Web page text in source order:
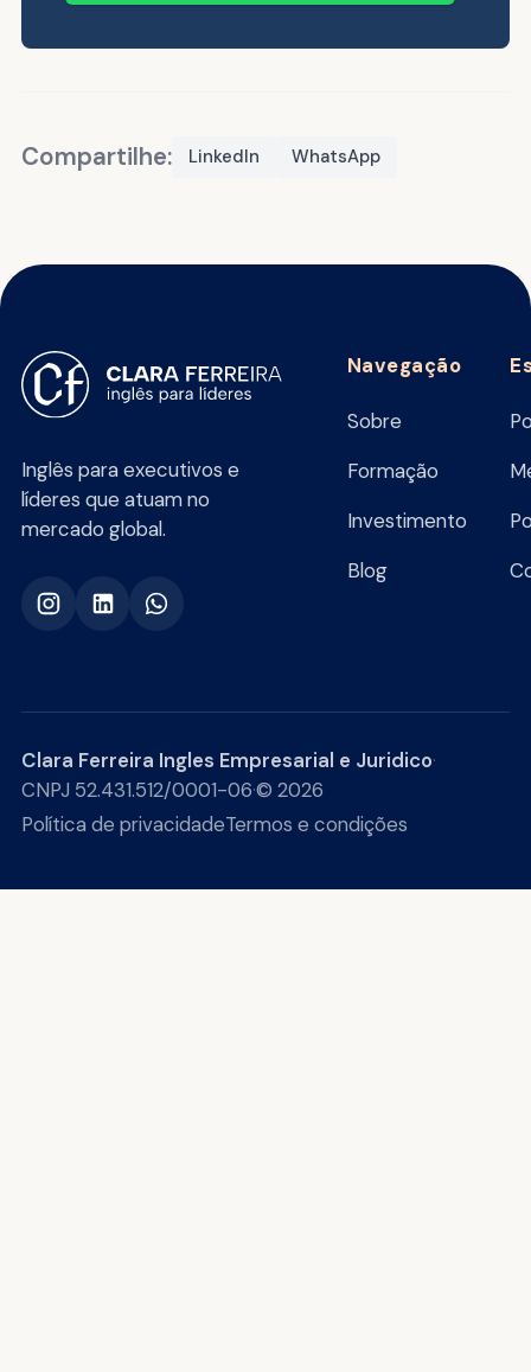
Compartilhe: LinkedIn WhatsApp
Inglês para executivos e
líderes que atuam no
mercado global.
Navegação
Sobre
Formação
Investimento
Blog
Clara Ferreira Ingles Empresarial e Juridico·
CNPJ 52.431.512/0001-06·© 2026
Política de privacidadeTermos e condições